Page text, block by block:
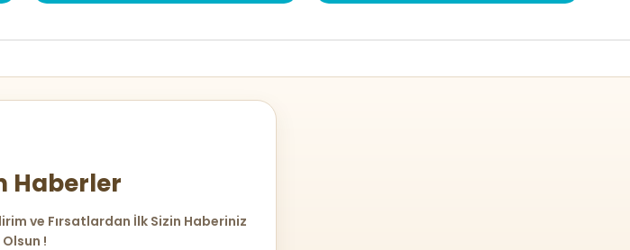
Haberler
ve Fırsatlardan İlk Sizin Haberiniz
Olsun !